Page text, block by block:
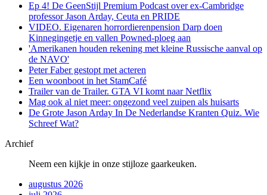
Ep 4! De GeenStijl Premium Podcast over ex-Cambridge
professor Jason Arday, Ceuta en PRIDE
VIDEO. Eigenaren horrordierenpension Darp doen
Kinnegingetje en vallen Powned-ploeg aan
'Amerikanen houden rekening met kleine Russische aanval op
de NAVO'
Peter Faber gestopt met acteren
Een woonboot in het StamCafé
Trailer van de Trailer. GTA VI komt naar Netflix
Mag ook al niet meer: ongezond veel zuipen als huisarts
De Grote Jason Arday In De Nederlandse Kranten Quiz. Wie
Schreef Wat?
Archief
Neem een kijkje in onze stijloze gaarkeuken.
augustus 2026